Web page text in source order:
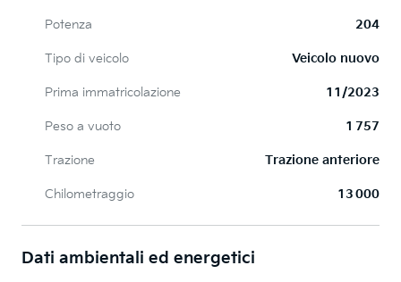
Potenza 204
Tipo di veicolo Veicolo nuovo
Prima immatricolazione 11/2023
Peso a vuoto 1 757
Trazione Trazione anteriore
Chilometraggio 13 000
Dati ambientali ed energetici